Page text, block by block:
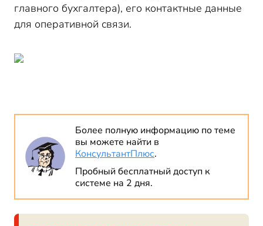
главного бухгалтера), его контактные данные
для оперативной связи.
Более полную информацию по теме
вы можете найти в
КонсультантПлюс.
Пробный бесплатный доступ к
системе на 2 дня.